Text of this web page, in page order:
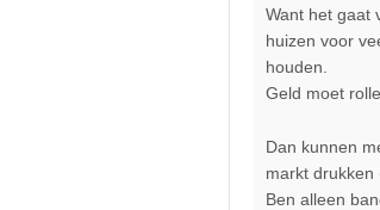
Want het gaat
huizen voor
houden.
Geld moet
Dan kunnen
markt drukken
Ben alleen